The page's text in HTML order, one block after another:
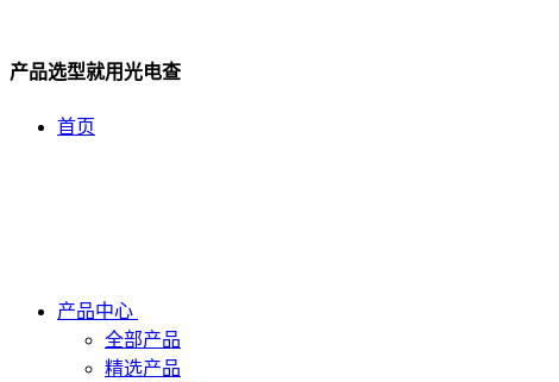
产品选型就用光电查
首页
产品中心
全部产品
精选产品